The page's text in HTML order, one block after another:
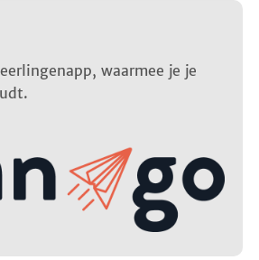
waarmee je je